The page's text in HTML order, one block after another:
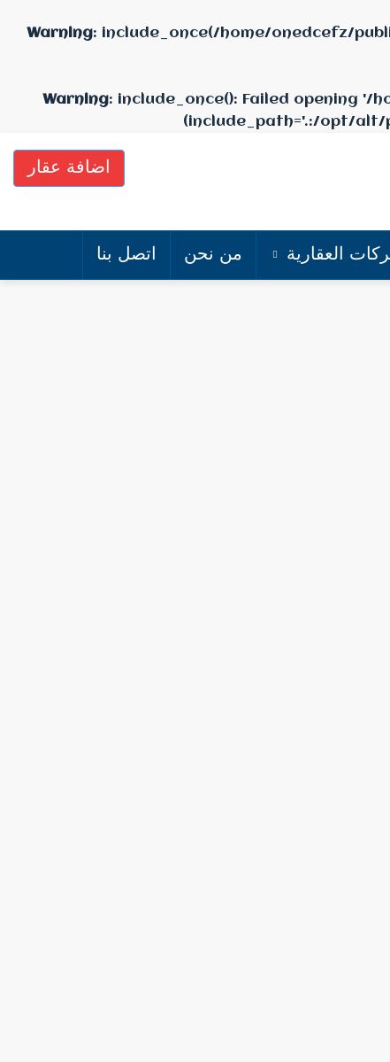
Warning: include_once(/home/onedcefz/
Warning: include_once(): Failed opening
(include_path='.:/opt/
اضافة عقار
العقارية من نحن اتصل بنا